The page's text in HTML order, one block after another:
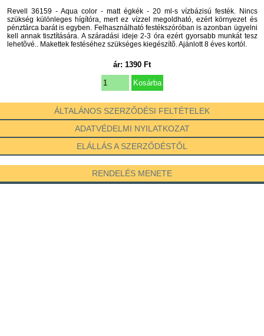
Revell 36159 - Aqua color - matt égkék - 20 ml-s vízbázisú festék. Nincs
szükség különleges hígítóra, mert ez vízzel megoldható, ezért környezet és
pénztárca barát is egyben. Felhasználható festékszóróban is azonban ügyelni
kell annak tisztítására. A száradási ideje 2-3 óra ezért gyorsabb munkát tesz
lehetõvé.. Makettek festéséhez szükséges kiegészítõ. Ajánlott 8 éves kortól.
ár: 1390 Ft
ÁLTALÁNOS SZERZŐDÉSI FELTÉTELEK
ADATVÉDELMI NYILATKOZAT
ELÁLLÁS A SZERZŐDÉSTŐL
RENDELÉS MENETE